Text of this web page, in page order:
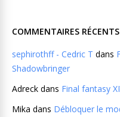
COMMENTAIRES RÉCENTS
sephirothff - Cedric T dans
Shadowbringer
Adreck dans Final fantasy
Mika dans Débloquer le